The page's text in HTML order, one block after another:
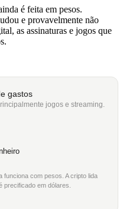
é feita em pesos.
e provavelmente não
as assinaturas e jogos que
gastos
jogos e streaming.
funciona com pesos. A cripto lida
precificado em dólares.